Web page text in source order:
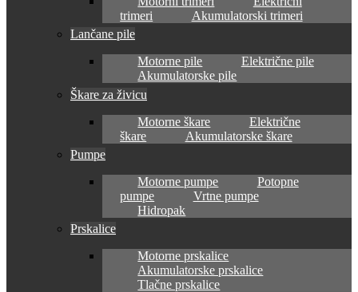
trimeri
Akumulatorski trimeri
Lančane pile
Motorne pile
Električne pile
Akumulatorske pile
Škare za živicu
Motorne škare
Električne
škare
Akumulatorske škare
Pumpe
Motorne pumpe
Potopne
pumpe
Vrtne pumpe
Hidropak
Prskalice
Motorne prskalice
Akumulatorske prskalice
Tlačne prskalice